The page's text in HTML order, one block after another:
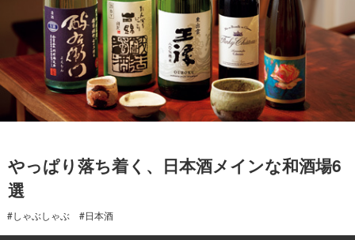
やっぱり落ち着く、日本酒メインな和酒場6
選
#しゃぶしゃぶ #日本酒